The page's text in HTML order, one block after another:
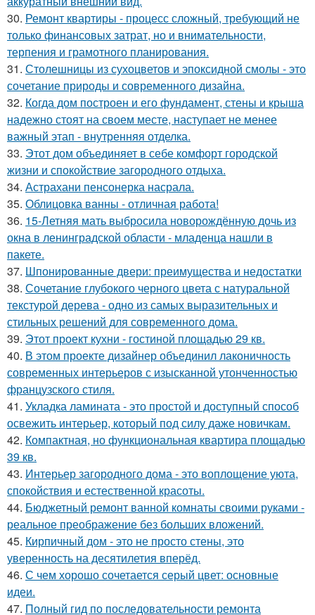
30. Ремонт квартиры - процесс сложный, требующий не
только финансовых затрат, но и внимательности,
терпения и грамотного планирования.
31. Столешницы из сухоцветов и эпоксидной смолы - это
сочетание природы и современного дизайна.
32. Когда дом построен и его фундамент, стены и крыша
надежно стоят на своем месте, наступает не менее
важный этап - внутренняя отделка.
33. Этот дом объединяет в себе комфорт городской
жизни и спокойствие загородного отдыха.
34. Астрахани пенсонерка насрала.
35. Облицовка ванны - отличная работа!
36. 15-Летняя мать выбросила новорождённую дочь из
окна в ленинградской области - младенца нашли в
пакете.
37. Шпонированные двери: преимущества и недостатки
38. Сочетание глубокого черного цвета с натуральной
текстурой дерева - одно из самых выразительных и
стильных решений для современного дома.
39. Этот проект кухни - гостиной площадью 29 кв.
40. В этом проекте дизайнер объединил лаконичность
современных интерьеров с изысканной утонченностью
французского стиля.
41. Укладка ламината - это простой и доступный способ
освежить интерьер, который под силу даже новичкам.
42. Компактная, но функциональная квартира площадью
39 кв.
43. Интерьер загородного дома - это воплощение уюта,
спокойствия и естественной красоты.
44. Бюджетный ремонт ванной комнаты своими руками -
реальное преображение без больших вложений.
45. Кирпичный дом - это не просто стены, это
уверенность на десятилетия вперёд.
46. С чем хорошо сочетается серый цвет: основные
идеи.
47. Полный гид по последовательности ремонта